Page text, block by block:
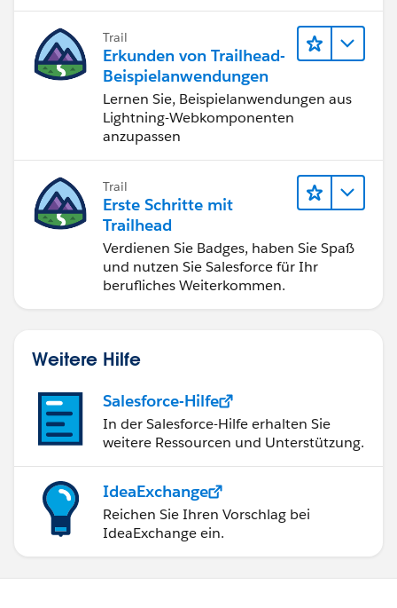
Trail
Erkunden von Trailhead-
Beispielanwendungen
Lernen Sie, Beispielanwendungen aus
Lightning-Webkomponenten
anzupassen
Trail
Erste Schritte mit
Trailhead
Verdienen Sie Badges, haben Sie Spaß
und nutzen Sie Salesforce für Ihr
berufliches Weiterkommen.
Weitere Hilfe
Salesforce-Hilfe
In der Salesforce-Hilfe erhalten Sie
weitere Ressourcen und Unterstützung.
IdeaExchange
Reichen Sie Ihren Vorschlag bei
IdeaExchange ein.